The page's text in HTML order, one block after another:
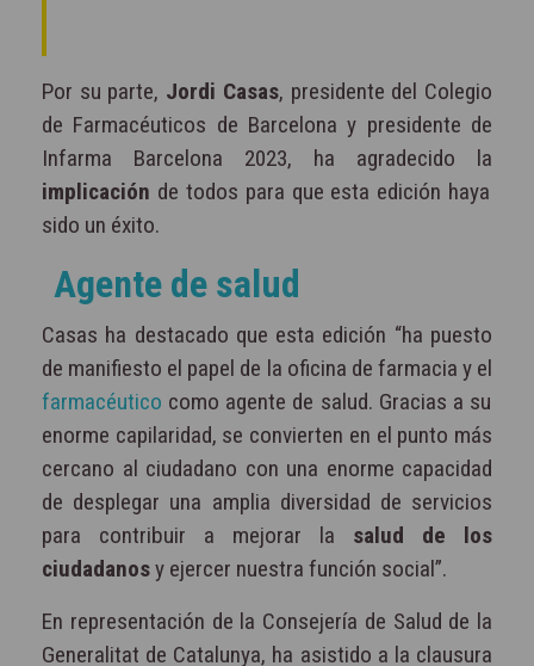
Por su parte, Jordi Casas, presidente del Colegio
de Farmacéuticos de Barcelona y presidente de
Infarma Barcelona 2023, ha agradecido la
implicación de todos para que esta edición haya
sido un éxito.
Agente de salud
Casas ha destacado que esta edición “ha puesto
de manifiesto el papel de la oficina de farmacia y el
farmacéutico como agente de salud. Gracias a su
enorme capilaridad, se convierten en el punto más
cercano al ciudadano con una enorme capacidad
de desplegar una amplia diversidad de servicios
para contribuir a mejorar la salud de los
ciudadanosy ejercer nuestra función social”.
En representación de la Consejería de Salud de la
Generalitat de Catalunya, ha asistido a la clausura